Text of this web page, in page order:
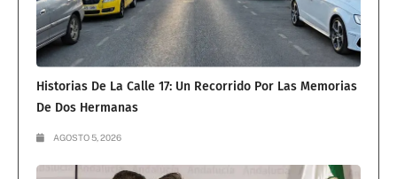
Historias De La Calle 17: Un Recorrido Por Las Memorias
De Dos Hermanas
AGOSTO 5, 2026